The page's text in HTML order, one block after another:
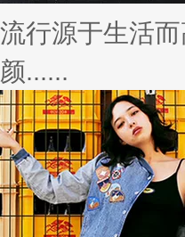
你有什么事情
变......